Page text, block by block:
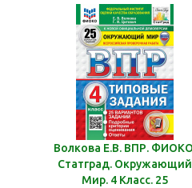
Волкова Е.В. ВПР.
Статград. Окружающий
Мир. 4 Класс. 25